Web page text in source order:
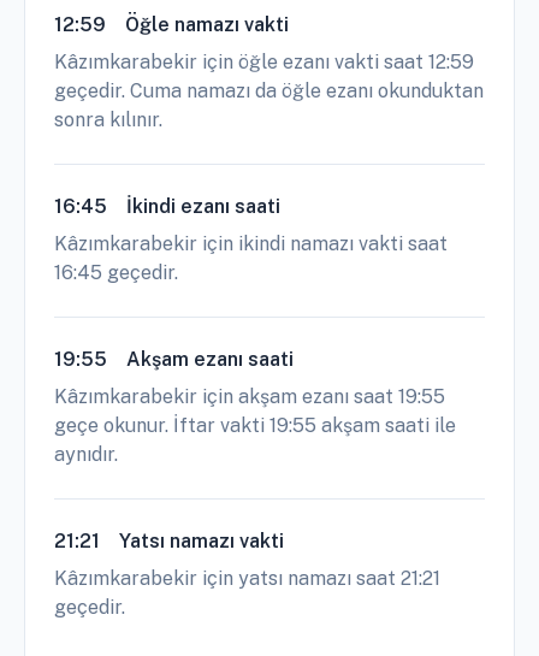
12:59
Öğle namazı vakti
Kâzımkarabekir için öğle ezanı vakti saat 12:59
geçedir. Cuma namazı da öğle ezanı okunduktan
sonra kılınır.
16:45
İkindi ezanı saati
Kâzımkarabekir için ikindi namazı vakti saat
16:45 geçedir.
19:55
Akşam ezanı saati
Kâzımkarabekir için akşam ezanı saat 19:55
geçe okunur. İftar vakti 19:55 akşam saati ile
aynıdır.
21:21
Yatsı namazı vakti
Kâzımkarabekir için yatsı namazı saat 21:21
geçedir.